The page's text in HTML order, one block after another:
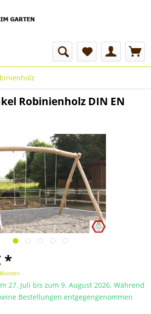
Robinienholz DIN EN
*
27. Juli bis zum 9. August 2026. Während
Bestellungen entgegengenommen